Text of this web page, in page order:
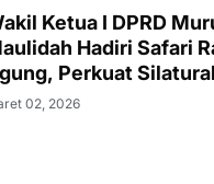
Ketua I DPRD
Hadiri Safari
Perkuat
02, 2026